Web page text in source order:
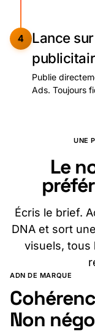
4 Lance sur
Publie
Ads. Toujours
UNE
Le
Écris le brief.
DNA et sort
visuels, tous
ADN DE MARQUE
Non